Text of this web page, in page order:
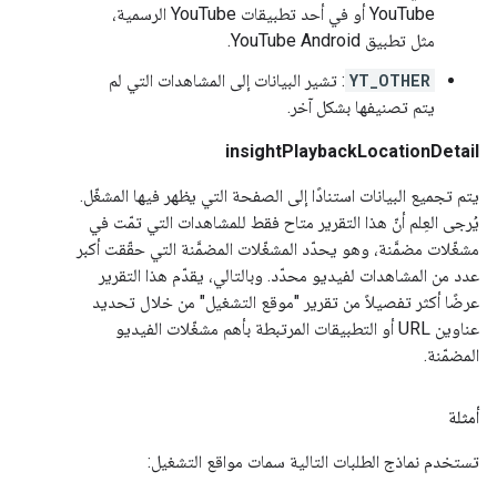
YouTube أو في أحد تطبيقات YouTube الرسمية،
مثل تطبيق YouTube Android.
YT_OTHER : تشير البيانات إلى المشاهدات التي لم
يتم تصنيفها بشكل آخر.
insightPlaybackLocationDetail
يتم تجميع البيانات استنادًا إلى الصفحة التي يظهر فيها المشغّل.
يُرجى العِلم أنّ هذا التقرير متاح فقط للمشاهدات التي تمّت في
مشغّلات مضمَّنة، وهو يحدّد المشغّلات المضمَّنة التي حقّقت أكبر
عدد من المشاهدات لفيديو محدّد. وبالتالي، يقدّم هذا التقرير
عرضًا أكثر تفصيلاً من تقرير "موقع التشغيل" من خلال تحديد
عناوين URL أو التطبيقات المرتبطة بأهم مشغّلات الفيديو
المضمّنة.
أمثلة
تستخدم نماذج الطلبات التالية سمات مواقع التشغيل: